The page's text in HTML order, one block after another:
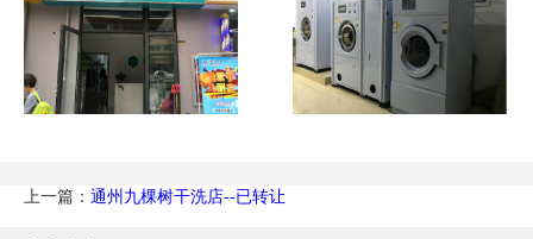
上一篇： 通州九棵树干洗店--已转让